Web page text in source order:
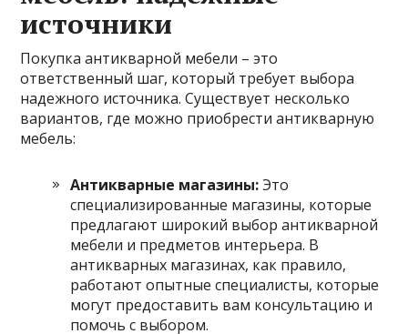
источники
Покупка антикварной мебели – это
ответственный шаг, который требует выбора
надежного источника. Существует несколько
вариантов, где можно приобрести антикварную
мебель:
Антикварные магазины:Это
специализированные магазины, которые
предлагают широкий выбор антикварной
мебели и предметов интерьера. В
антикварных магазинах, как правило,
работают опытные специалисты, которые
могут предоставить вам консультацию и
помочь с выбором.